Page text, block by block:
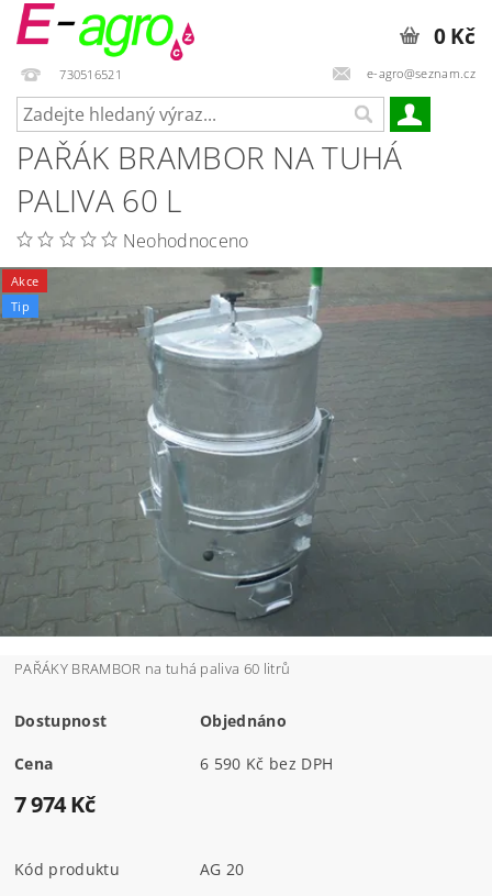
730516521 e-agro@seznam.cz
0 Kč
PAŘÁK BRAMBOR NA TUHÁ
PALIVA 60 L
Neohodnoceno
Akce
Tip
PAŘÁKY BRAMBOR na tuhá paliva 60 litrů
Dostupnost Objednáno
Cena 6 590 Kč bez DPH
7 974 Kč
Kód produktu
AG 20